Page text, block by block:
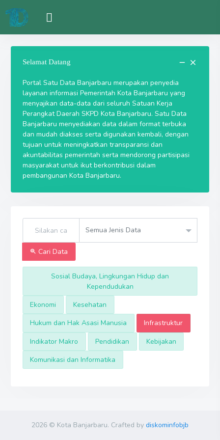
Selamat Datang
Portal Satu Data Banjarbaru merupakan penyedia
layanan informasi Pemerintah Kota Banjarbaru yang
menyajikan data-data dari seluruh Satuan Kerja
Perangkat Daerah SKPD Kota Banjarbaru. Satu Data
Banjarbaru menyediakan data dalam format terbuka
dan mudah diakses serta digunakan kembali, dengan
tujuan untuk meningkatkan transparansi dan
akuntabilitas pemerintah serta mendorong partisipasi
masyarakat untuk ikut berkontribusi dalam
pembangunan Kota Banjarbaru.
Semua Jenis Data
Cari Data
Sosial Budaya, Lingkungan Hidup dan
Kependudukan
Ekonomi
Kesehatan
Hukum dan Hak Asasi Manusia
Infrastruktur
Indikator Makro
Pendidikan
Kebijakan
Komunikasi dan Informatika
2026 © Kota Banjarbaru. Crafted by diskominfobjb